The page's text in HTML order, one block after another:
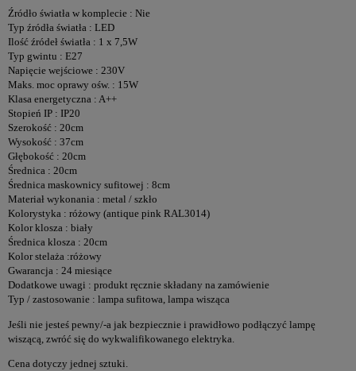
Źródło światła w komplecie : Nie
Typ źródła światła : LED
Ilość źródeł światła : 1 x 7,5W
Typ gwintu : E27
Napięcie wejściowe : 230V
Maks. moc oprawy ośw. : 15W
Klasa energetyczna : A++
Stopień IP : IP20
Szerokość : 20cm
Wysokość : 37cm
Głębokość : 20cm
Średnica : 20cm
Średnica maskownicy sufitowej : 8cm
Materiał wykonania : metal / szkło
Kolorystyka : różowy (antique pink RAL3014)
Kolor klosza : biały
Średnica klosza : 20cm
Kolor stelaża :różowy
Gwarancja : 24 miesiące
Dodatkowe uwagi : produkt ręcznie składany na zamówienie
Typ / zastosowanie : lampa sufitowa, lampa wisząca
Jeśli nie jesteś pewny/-a jak bezpiecznie i prawidłowo podłączyć lampę
wiszącą, zwróć się do wykwalifikowanego elektryka.
Cena dotyczy jednej sztuki.